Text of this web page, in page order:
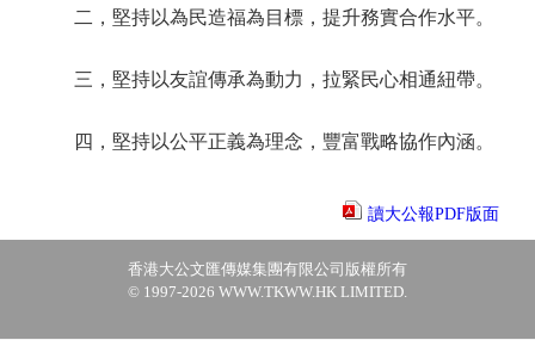
二，堅持以為民造福為目標，提升務實合作水平。
三，堅持以友誼傳承為動力，拉緊民心相通紐帶。
四，堅持以公平正義為理念，豐富戰略協作內涵。
讀大公報PDF版面
香港大公文匯傳媒集團有限公司版權所有
© 1997-2026 WWW.TKWW.HK LIMITED.